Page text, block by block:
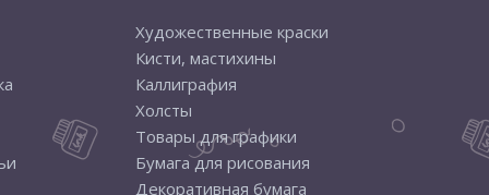
Художественные краски
Кисти, мастихины
Каллиграфия
Холсты
Товары для графики
Бумага для рисования
Декоративная бумага